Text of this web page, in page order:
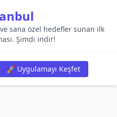
sana özel hedefler sunan ilk
Şimdi indir!
🚀 Uygulamayı Keşfet